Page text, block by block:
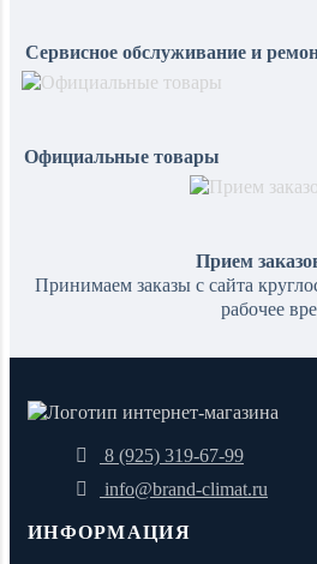
Сервисное обслуживание и
Официальные товары
Прием
Принимаем заказы с сайта
рабочее
8 (925) 319-67-99
info@brand-climat.ru
ИНФОРМАЦИЯ